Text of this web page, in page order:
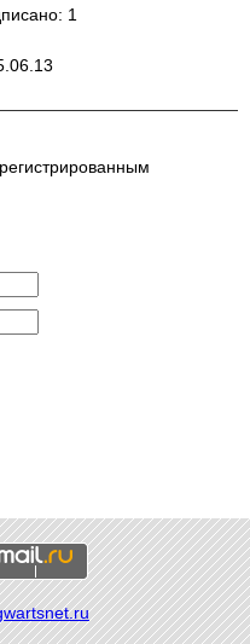
1